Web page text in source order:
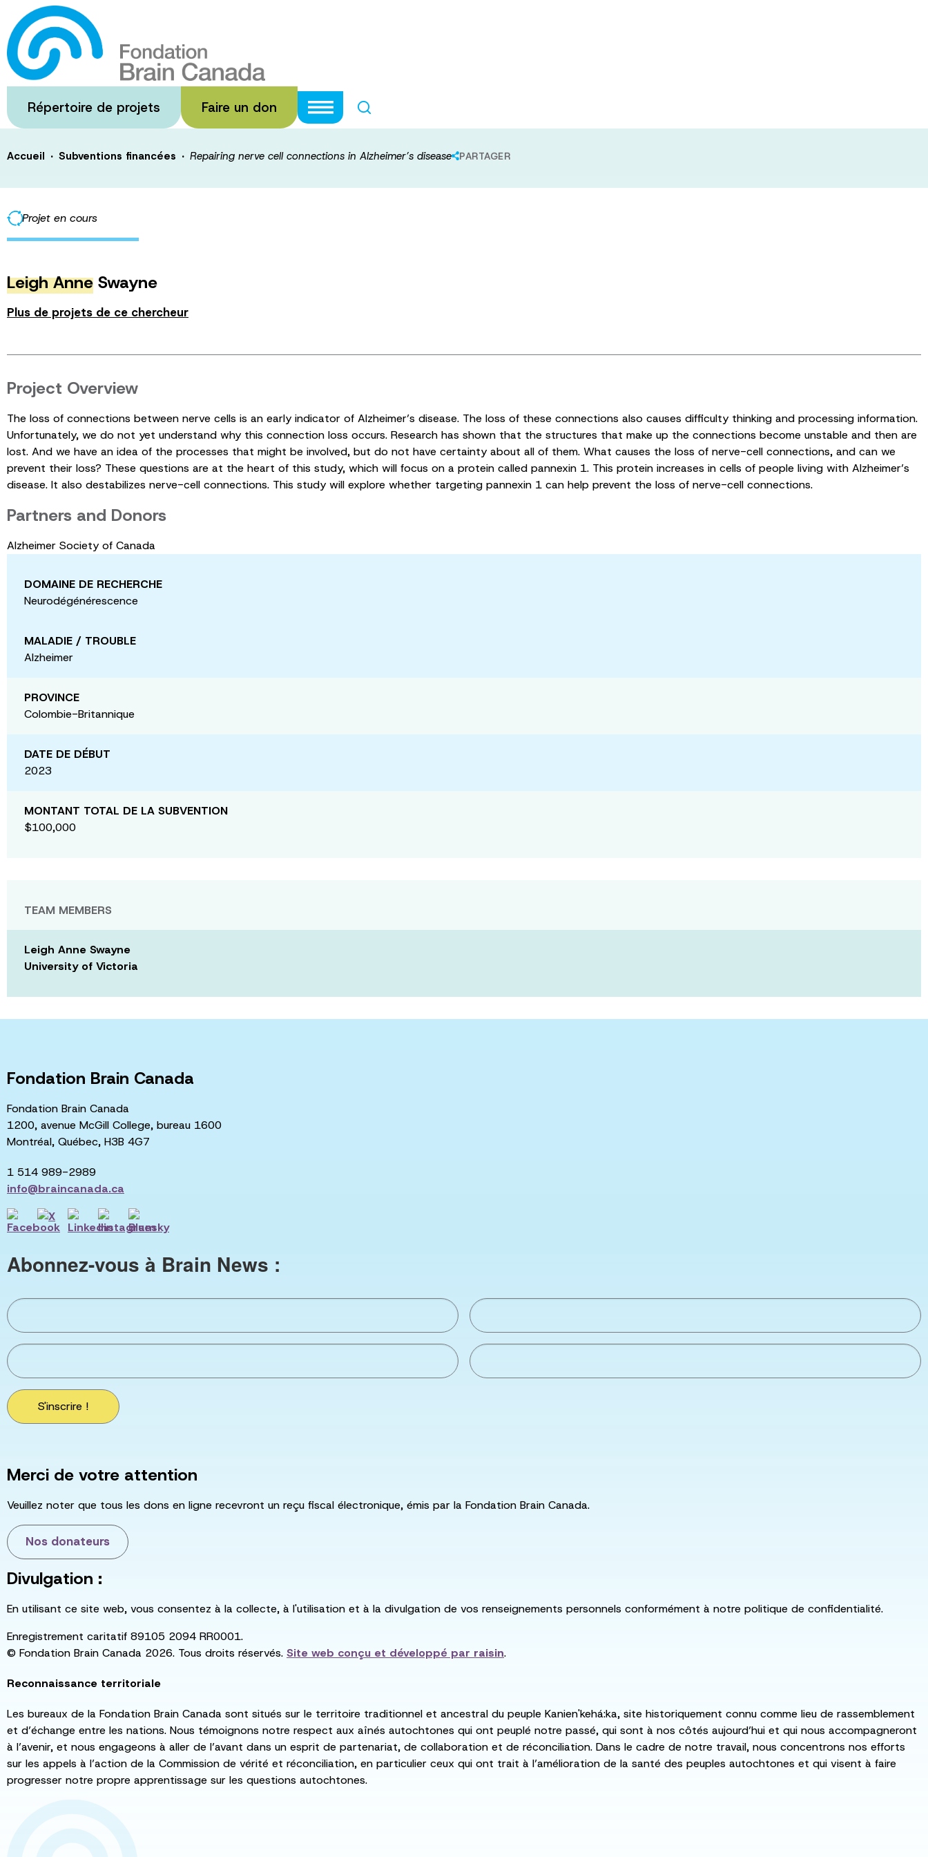
Passer
au
contenu
principal
Répertoire de projets Faire un don
Repairing nerve cell connections in Alzheimer’s
disease
Accueil · Subventions financées · Repairing nerve cell connections in Alzheimer’s disease PARTAGER
Projet en cours
Leigh Anne Swayne
Plus de projets de ce chercheur
Project Overview
The loss of connections between nerve cells is an early indicator of Alzheimer’s disease. The loss of these connections also causes difficulty thinking and processing information.
Unfortunately, we do not yet understand why this connection loss occurs. Research has shown that the structures that make up the connections become unstable and then are
lost. And we have an idea of the processes that might be involved, but do not have certainty about all of them. What causes the loss of nerve-cell connections, and can we
prevent their loss? These questions are at the heart of this study, which will focus on a protein called pannexin 1. This protein increases in cells of people living with Alzheimer’s
disease. It also destabilizes nerve-cell connections. This study will explore whether targeting pannexin 1 can help prevent the loss of nerve-cell connections.
Partners and Donors
Alzheimer Society of Canada
DOMAINE DE RECHERCHE
Neurodégénérescence
MALADIE / TROUBLE
Alzheimer
PROVINCE
Colombie-Britannique
DATE DE DÉBUT
2023
MONTANT TOTAL DE LA SUBVENTION
$100,000
TEAM MEMBERS
Leigh Anne Swayne
University of Victoria
Fondation Brain Canada
Fondation Brain Canada
1200, avenue McGill College, bureau 1600
Montréal, Québec, H3B 4G7
1 514 989-2989
info@braincanada.ca
Abonnez-vous à Brain News :
S'inscrire !
Merci de votre attention
Veuillez noter que tous les dons en ligne recevront un reçu fiscal électronique, émis par la Fondation Brain Canada.
Nos donateurs
Divulgation :
En utilisant ce site web, vous consentez à la collecte, à l'utilisation et à la divulgation de vos renseignements personnels conformément à notre politique de confidentialité.
Enregistrement caritatif 89105 2094 RR0001.
© Fondation Brain Canada 2026. Tous droits réservés. Site web conçu et développé par raisin.
Reconnaissance territoriale
Les bureaux de la Fondation Brain Canada sont situés sur le territoire traditionnel et ancestral du peuple Kanien'kehá:ka, site historiquement connu comme lieu de rassemblement
et d’échange entre les nations. Nous témoignons notre respect aux aînés autochtones qui ont peuplé notre passé, qui sont à nos côtés aujourd’hui et qui nous accompagneront
à l’avenir, et nous engageons à aller de l’avant dans un esprit de partenariat, de collaboration et de réconciliation. Dans le cadre de notre travail, nous concentrons nos efforts
sur les appels à l’action de la Commission de vérité et réconciliation, en particulier ceux qui ont trait à l’amélioration de la santé des peuples autochtones et qui visent à faire
progresser notre propre apprentissage sur les questions autochtones.